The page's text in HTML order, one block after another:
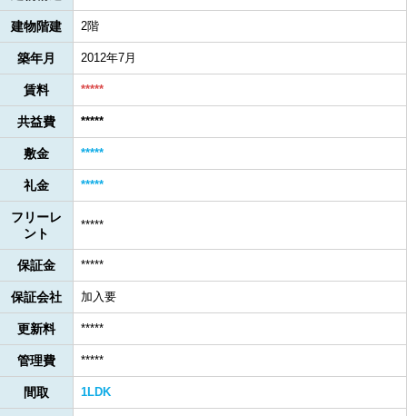
建物階建 2階
築年月 2012年7月
賃料 *****
共益費 *****
敷金 *****
礼金 *****
フリーレ
ント
*****
保証金 *****
保証会社 加入要
更新料 *****
管理費 *****
間取 1LDK